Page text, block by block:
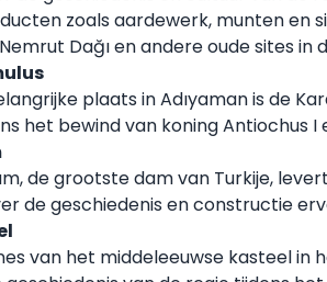
zoals aardewerk, munten en
Dağı en andere oude sites in
plaats in Adıyaman is de
het bewind van koning Antiochus
de grootste dam van Turkije,
de geschiedenis en constructie
van het middeleeuwse kasteel in